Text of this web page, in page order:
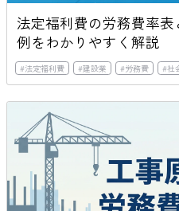
法定福利費の労務費率
例をわかりやすく解説
#法定福利費 #建設業 #労務費 #社